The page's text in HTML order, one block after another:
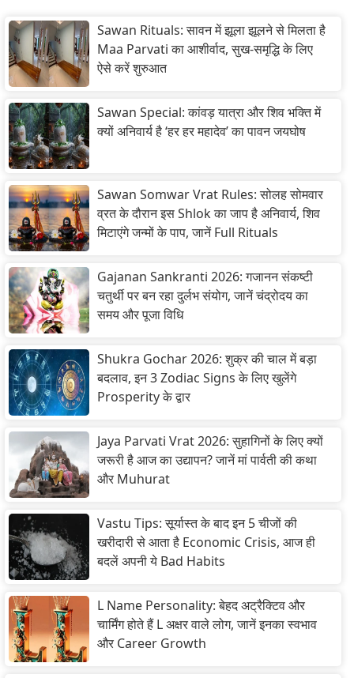
Sawan Rituals: सावन में झूला झूलने से मिलता है
Maa Parvati का आशीर्वाद, सुख-समृद्धि के लिए
ऐसे करें शुरुआत
Sawan Special: कांवड़ यात्रा और शिव भक्ति में
क्यों अनिवार्य है ‘हर हर महादेव’ का पावन जयघोष
Sawan Somwar Vrat Rules: सोलह सोमवार
व्रत के दौरान इस Shlok का जाप है अनिवार्य, शिव
मिटाएंगे जन्मों के पाप, जानें Full Rituals
Gajanan Sankranti 2026: गजानन संकष्टी
चतुर्थी पर बन रहा दुर्लभ संयोग, जानें चंद्रोदय का
समय और पूजा विधि
Shukra Gochar 2026: शुक्र की चाल में बड़ा
बदलाव, इन 3 Zodiac Signs के लिए खुलेंगे
Prosperity के द्वार
Jaya Parvati Vrat 2026: सुहागिनों के लिए क्यों
जरूरी है आज का उद्यापन? जानें मां पार्वती की कथा
और Muhurat
Vastu Tips: सूर्यास्त के बाद इन 5 चीजों की
खरीदारी से आता है Economic Crisis, आज ही
बदलें अपनी ये Bad Habits
L Name Personality: बेहद अट्रैक्टिव और
चार्मिंग होते हैं L अक्षर वाले लोग, जानें इनका स्वभाव
और Career Growth